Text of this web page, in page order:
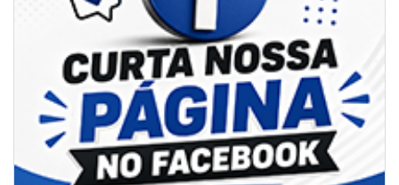
06/08/2026 | 07:00
Inscrições para a exploração da gastronomia do 14º Acampamento
Farroupilha estão abertas
CAMBORIÚ